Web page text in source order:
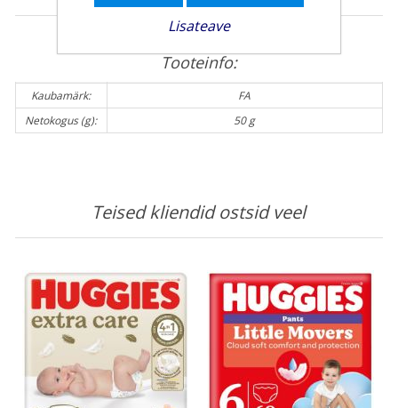
Tooteinfo:
Kaubamärk:
FA
Netokogus (g):
50 g
Teised kliendid ostsid veel
Lisateave